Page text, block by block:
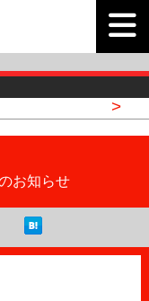
>
お知らせ